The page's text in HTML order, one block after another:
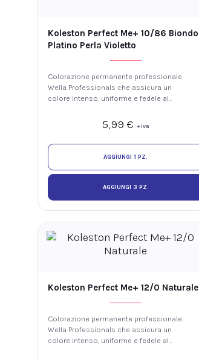
5,99 € +iva
Koleston Perfect Me+ 10/86 Biondo
Platino Perla Violetto
Colorazione permanente professionale
Wella Professionals che assicura un
colore intenso, uniforme e fedele al
copertura dei capelli bianchi. La
tecnologia ME+ offre elevate
prestazioni colore riducendo il rischio
di sviluppare nuove allergie ai coloranti.
AGGIUNGI 1 PZ.
AGGIUNGI 3 PZ.
Koleston Perfect Me+ 12/0 Naturale
Colorazione permanente professionale
Wella Professionals che assicura un
colore intenso, uniforme e fedele al